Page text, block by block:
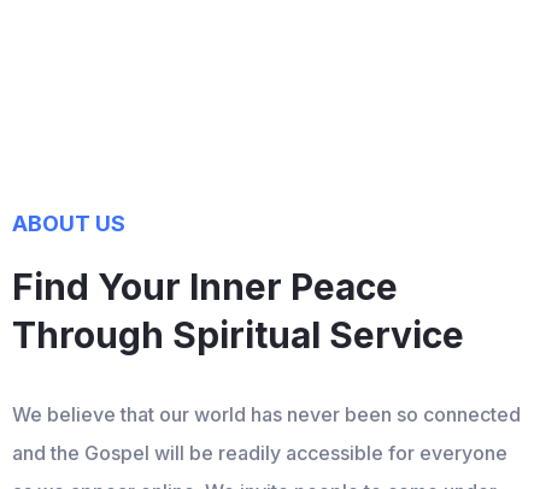
ABOUT US
Find Your Inner Peace
Through Spiritual Service
We believe that our world has never been so connected
and the Gospel will be readily accessible for everyone